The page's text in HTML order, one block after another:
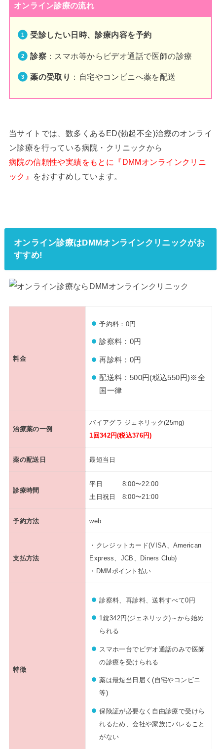
オンライン診療の流れ
受診したい日時、診療内容を予約
診察 ：スマホ等からビデオ通話で医師の診療
薬の受取り ：自宅やコンビニへ薬を配送
当サイトでは、数多くあるED(勃起不全)治療のオンライ
ン診療を行っている病院・クリニックから
病院の信頼性や実績をもとに『DMMオンラインクリニ
ック』
をおすすめしています。
オンライン診療はDMMオンラインクリニックがお
すすめ!
料金
予約料：0円
診察料：0円
再診料：0円
配送料：500円(税込550円)※全
国一律
治療薬の一例
バイアグラ ジェネリック(25mg)
1回342円(税込376円)
薬の配送日 最短当日
診療時間
平日 8:00〜22:00
土日祝日 8:00〜21:00
予約方法 web
支払方法
・クレジットカード(VISA、American
Express、JCB、Diners Club)
・DMMポイント払い
特徴
診察料、再診料、送料すべて0円
1錠342円(ジェネリック)～から始め
られる
スマホ一台でビデオ通話のみで医師
の診療を受けられる
薬は最短当日届く(自宅やコンビニ
等)
保険証が必要なく自由診療で受けら
れるため、会社や家族にバレること
がない